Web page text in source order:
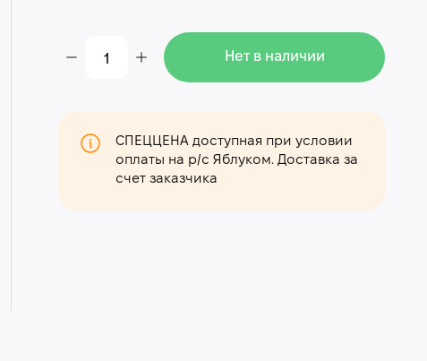
Нет в наличии
СПЕЦЦЕНА доступная при условии
оплаты на р/с Яблуком. Доставка за
счет заказчика